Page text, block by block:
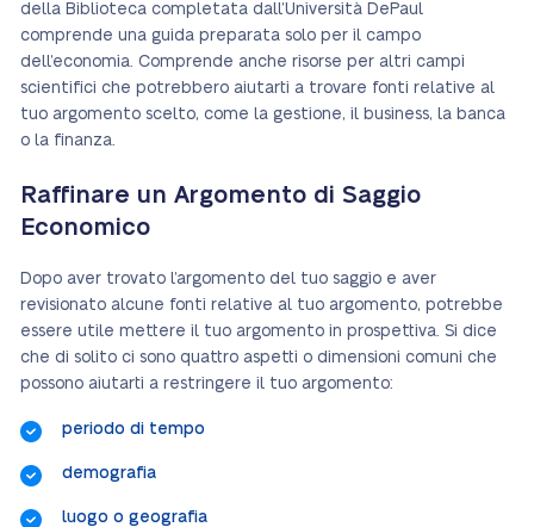
della Biblioteca completata dall’Università DePaul
comprende una guida preparata solo per il campo
dell’economia. Comprende anche risorse per altri campi
scientifici che potrebbero aiutarti a trovare fonti relative al
tuo argomento scelto, come la gestione, il business, la banca
o la finanza.
Raffinare un Argomento di Saggio
Economico
Dopo aver trovato l’argomento del tuo saggio e aver
revisionato alcune fonti relative al tuo argomento, potrebbe
essere utile mettere il tuo argomento in prospettiva. Si dice
che di solito ci sono quattro aspetti o dimensioni comuni che
possono aiutarti a restringere il tuo argomento:
periodo di tempo
demografia
luogo o geografia